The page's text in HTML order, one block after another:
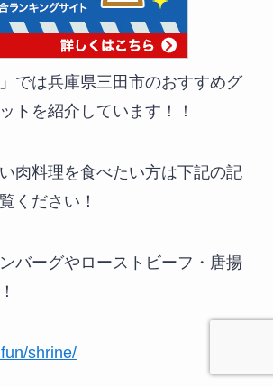
では兵庫県三田市のおすすめグ
トを紹介しています！！
肉料理を食べたい方は下記の記
ください！
バーグやローストビーフ・唐揚
shrine/